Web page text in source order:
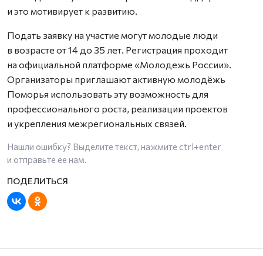
и это мотивирует к развитию.
Подать заявку на участие могут молодые люди
в возрасте от 14 до 35 лет. Регистрация проходит
на официальной платформе «Молодежь России».
Организаторы приглашают активную молодёжь
Поморья использовать эту возможность для
профессионального роста, реализации проектов
и укрепления межрегиональных связей.
Нашли ошибку? Выделите текст, нажмите ctrl+enter
и отправьте ее нам.